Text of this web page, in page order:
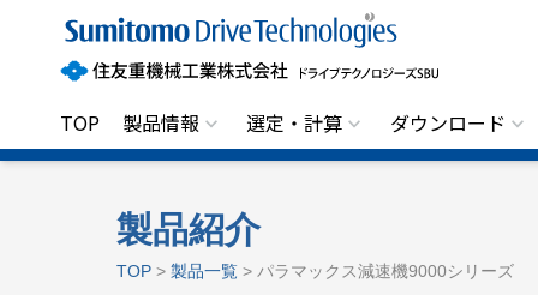
住
友
重
機
工
業
株
TOP 製品情報 選定・計算 ダウンロード
製品紹介
TOP >製品一覧 > パラマックス減速機9000シリーズ